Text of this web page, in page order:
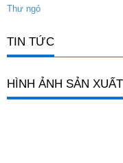
Thư ngỏ
TIN TỨC
HÌNH ẢNH SẢN XUẤT